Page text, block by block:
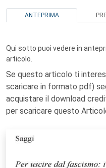
ANTEPRIMA
Qui sotto puoi vedere in
articolo.
Se questo articolo ti
scaricare in formato pdf)
acquistare il download
per scaricare questo